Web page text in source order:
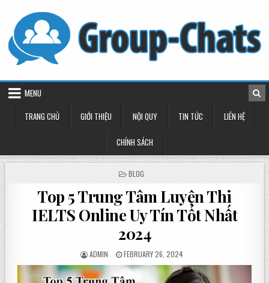
content
MENU
TRANG CHỦ
GIỚI THIỆU NỘI QUY TIN TỨC LIÊN HỆ
CHÍNH SÁCH
POSTED
BLOG
Top 5 Trung Tâm Luyện Thi
IELTS Online Uy Tín Tốt Nhất
2024
POSTED
BY
ADMIN
POSTED
ON
FEBRUARY 26, 2024